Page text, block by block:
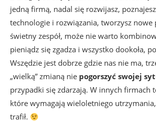
jedną firmą, nadal się rozwijasz,
technologie i rozwiązania, tworzysz nowe
świetny zespół, może nie warto
pieniądz się zgadza i wszystko dookoła,
Wszędzie jest dobrze gdzie nas nie ma,
„wielką” zmianą nie pogorszyć swojej
przypadki się zdarzają. W innych firmach
które wymagają wieloletniego
trafił.